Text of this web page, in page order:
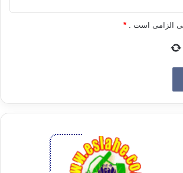
الزامی است . *